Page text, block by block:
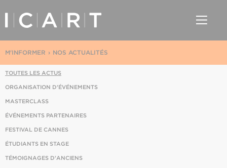
NOS ACTUALITÉS
M'INFORMER
TOUTES LES ACTUS
ORGANISATION D'ÉVÉNEMENTS
MASTERCLASS
ÉVÉNEMENTS PARTENAIRES
FESTIVAL DE CANNES
ÉTUDIANTS EN STAGE
TÉMOIGNAGES D'ANCIENS